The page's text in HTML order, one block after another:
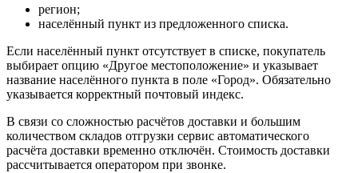
регион;
населённый пункт из предложенного списка.
Если населённый пункт отсутствует в списке, покупатель
выбирает опцию «Другое местоположение» и указывает
название населённого пункта в поле «Город». Обязательно
указывается корректный почтовый индекс.
В связи со сложностью расчётов доставки и большим
количеством складов отгрузки сервис автоматического
расчёта доставки временно отключён. Стоимость доставки
рассчитывается оператором при звонке.